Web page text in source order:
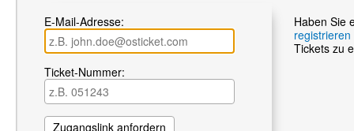
E-Mail-Adresse:
Ticket-Nummer:
Haben Sie
Tickets zu